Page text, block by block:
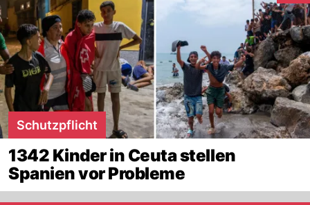
Schutzpflicht
1342 Kinder in Ceuta stellen
Spanien vor Probleme